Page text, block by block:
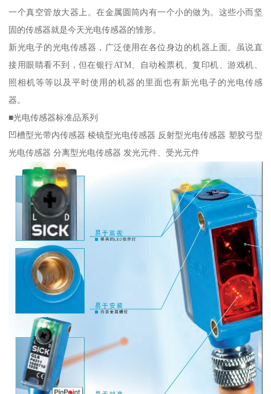
一个真空管放大器上。在金属圆筒内有一个小的做为。这些小而坚
固的传感器就是今天光电传感器的雏形。
新光电子的光电传感器，广泛使用在各位身边的机器上面。虽说直
接用眼睛看不到，但在银行ATM、自动检票机、复印机、游戏机、
照相机等等以及平时使用的机器的里面也有新光电子的光电传感
器。
■光电传感器标准品系列
凹槽型光带内传感器 棱镜型光电传感器 反射型光电传感器 塑胶弓型
光电传感器 分离型光电传感器 发光元件、受光元件